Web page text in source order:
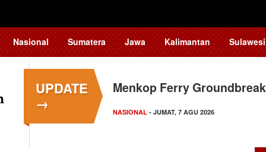
Nasional Sumatera Jawa Kalimantan Sulawesi
UPDATE
→
Menkop Ferry
NASIONAL - JUMAT, 7 AGU 2026